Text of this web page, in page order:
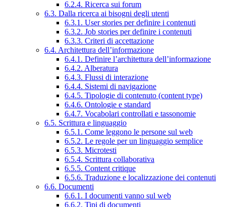
6.2.4. Ricerca sui forum
6.3. Dalla ricerca ai bisogni degli utenti
6.3.1. User stories per definire i contenuti
6.3.2. Job stories per definire i contenuti
6.3.3. Criteri di accettazione
6.4. Architettura dell’informazione
6.4.1. Definire l’architettura dell’informazione
6.4.2. Alberatura
6.4.3. Flussi di interazione
6.4.4. Sistemi di navigazione
6.4.5. Tipologie di contenuto (content type)
6.4.6. Ontologie e standard
6.4.7. Vocabolari controllati e tassonomie
6.5. Scrittura e linguaggio
6.5.1. Come leggono le persone sul web
6.5.2. Le regole per un linguaggio semplice
6.5.3. Microtesti
6.5.4. Scrittura collaborativa
6.5.5. Content critique
6.5.6. Traduzione e localizzazione dei contenuti
6.6. Documenti
6.6.1. I documenti vanno sul web
6.6.2. Tipi di documenti